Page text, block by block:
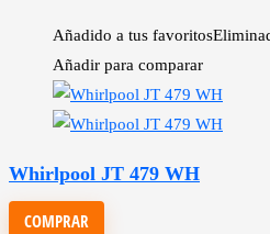
Añadido a tus favoritos
Añadir para comparar
Whirlpool JT 479 WH
COMPRAR